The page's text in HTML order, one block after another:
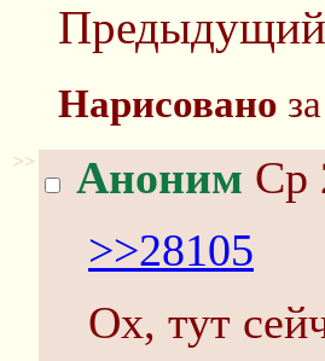
Предыдущий
Нарисовано
>> Аноним Ср
>>28105
Ох, тут